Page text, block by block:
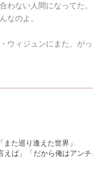
ない人間になってた。
なのよ。
ィジュンにまた、がっ
た巡り逢えた世界」
ば」「だから俺はアン